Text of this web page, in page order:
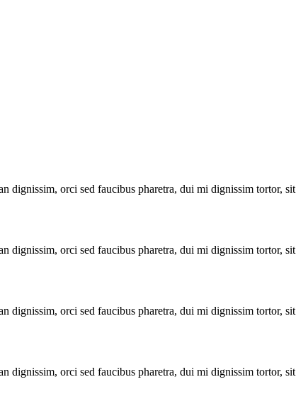
dignissim, orci sed faucibus pharetra, dui mi dignissim tortor, sit
dignissim, orci sed faucibus pharetra, dui mi dignissim tortor, sit
dignissim, orci sed faucibus pharetra, dui mi dignissim tortor, sit
dignissim, orci sed faucibus pharetra, dui mi dignissim tortor, sit